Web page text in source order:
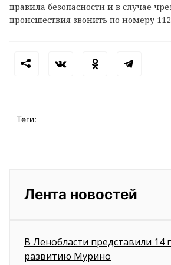
правила безопасности и в случае
происшествия звонить по номеру
Теги:
Лента новостей
В Ленобласти представили 14
развитию Мурино